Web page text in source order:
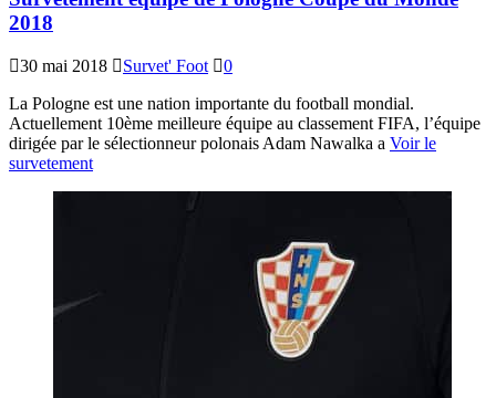
2018
30 mai 2018 Survet' Foot
0
La Pologne est une nation importante du football mondial.
Actuellement 10ème meilleure équipe au classement FIFA, l’équipe
dirigée par le sélectionneur polonais Adam Nawalka a Voir le
survetement